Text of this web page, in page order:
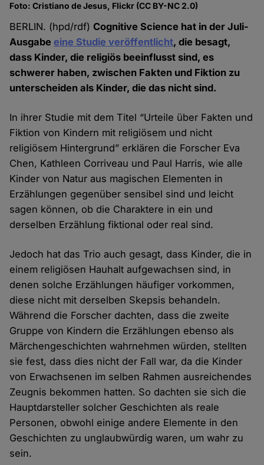
Foto: Cristiano de Jesus, Flickr (CC BY-NC 2.0)
BERLIN. (hpd/rdf)Cognitive Science hat in der Juli-
Ausgabeeine Studie veröffentlicht, die besagt,
dass Kinder, die religiös beeinflusst sind, es
schwerer haben, zwischen Fakten und Fiktion zu
unterscheiden als Kinder, die das nicht sind.
In ihrer Studie mit dem Titel “Urteile über Fakten und
Fiktion von Kindern mit religiösem und nicht
religiösem Hintergrund” erklären die Forscher Eva
Chen, Kathleen Corriveau und Paul Harris, wie alle
Kinder von Natur aus magischen Elementen in
Erzählungen gegenüber sensibel sind und leicht
sagen können, ob die Charaktere in ein und
derselben Erzählung fiktional oder real sind.
Jedoch hat das Trio auch gesagt, dass Kinder, die in
einem religiösen Hauhalt aufgewachsen sind, in
denen solche Erzählungen häufiger vorkommen,
diese nicht mit derselben Skepsis behandeln.
Während die Forscher dachten, dass die zweite
Gruppe von Kindern die Erzählungen ebenso als
Märchengeschichten wahrnehmen würden, stellten
sie fest, dass dies nicht der Fall war, da die Kinder
von Erwachsenen im selben Rahmen ausreichendes
Zeugnis bekommen hatten. So dachten sie sich die
Hauptdarsteller solcher Geschichten als reale
Personen, obwohl einige andere Elemente in den
Geschichten zu unglaubwürdig waren, um wahr zu
sein.